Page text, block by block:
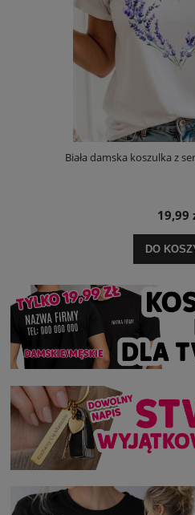
Biała damska koszulka z
19,99
DO